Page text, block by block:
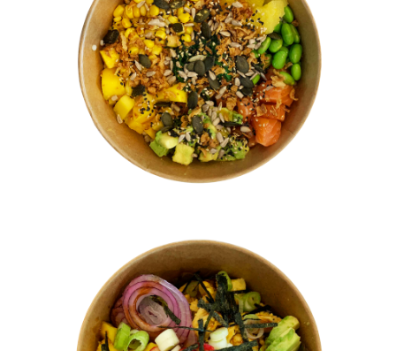
Poke Bowl